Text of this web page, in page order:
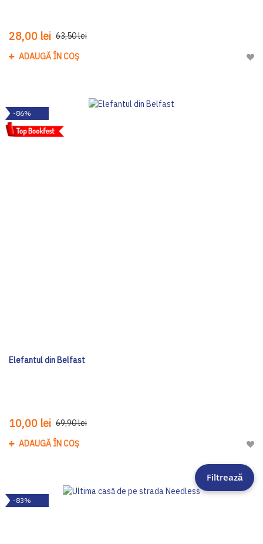
28,00 lei 63,50 lei
ADAUGĂ ÎN COȘ
-86%
Elefantul din Belfast
10,00 lei 69,90 lei
ADAUGĂ ÎN COȘ
-83%
Filtrează